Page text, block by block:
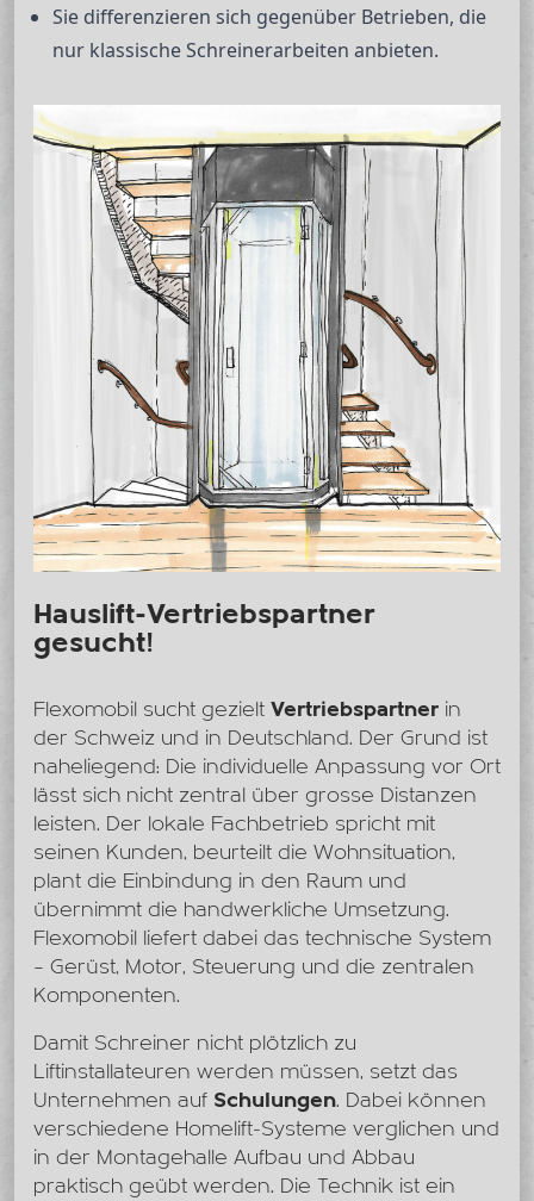
Sie differenzieren sich gegenüber Betrieben, die
nur klassische Schreinerarbeiten anbieten.
Hauslift-Vertriebspartner
gesucht!
Flexomobil sucht gezielt Vertriebspartner in
der Schweiz und in Deutschland. Der Grund ist
naheliegend: Die individuelle Anpassung vor Ort
lässt sich nicht zentral über grosse Distanzen
leisten. Der lokale Fachbetrieb spricht mit
seinen Kunden, beurteilt die Wohnsituation,
plant die Einbindung in den Raum und
übernimmt die handwerkliche Umsetzung.
Flexomobil liefert dabei das technische System
– Gerüst, Motor, Steuerung und die zentralen
Komponenten.
Damit Schreiner nicht plötzlich zu
Liftinstallateuren werden müssen, setzt das
Unternehmen auf Schulungen. Dabei können
verschiedene Homelift-Systeme verglichen und
in der Montagehalle Aufbau und Abbau
praktisch geübt werden. Die Technik ist ein